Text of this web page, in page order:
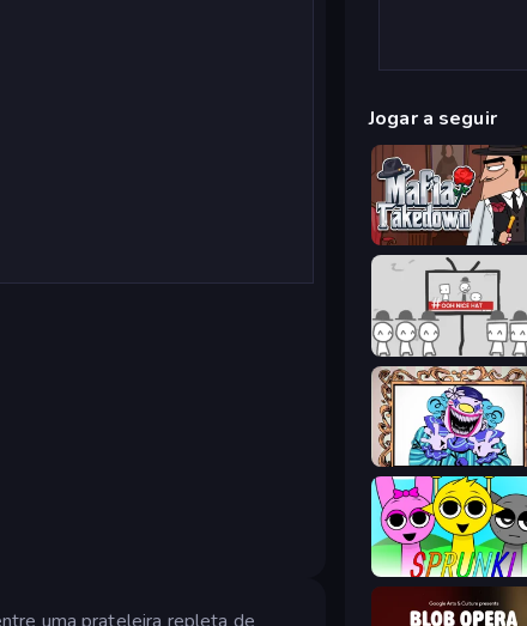
uma prateleira repleta de
Jogar a seguir
Mafia Takedown
Exhibit of Sorrows
Sprunki